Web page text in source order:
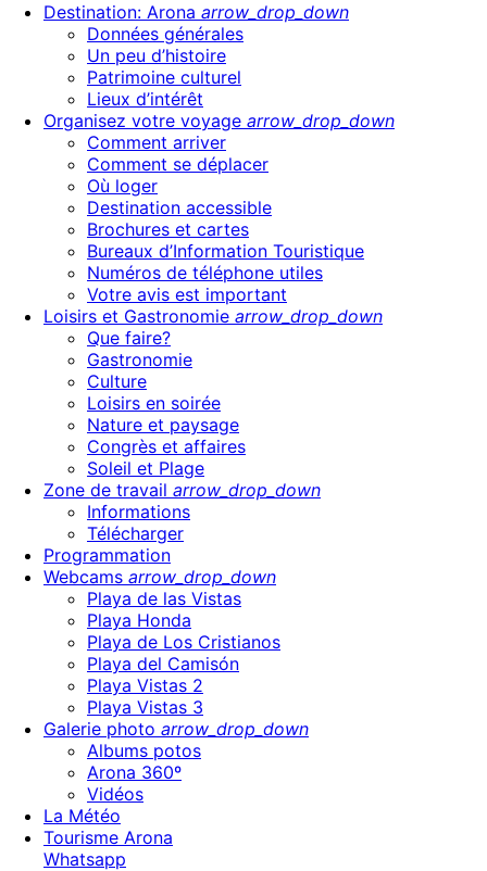
Destination: Arona arrow_drop_down
Données générales
Un peu d’histoire
Patrimoine culturel
Lieux d’intérêt
Organisez votre voyage arrow_drop_down
Comment arriver
Comment se déplacer
Où loger
Destination accessible
Brochures et cartes
Bureaux d’Information Touristique
Numéros de téléphone utiles
Votre avis est important
Loisirs et Gastronomie arrow_drop_down
Que faire?
Gastronomie
Culture
Loisirs en soirée
Nature et paysage
Congrès et affaires
Soleil et Plage
Zone de travail arrow_drop_down
Informations
Télécharger
Programmation
Webcams arrow_drop_down
Playa de las Vistas
Playa Honda
Playa de Los Cristianos
Playa del Camisón
Playa Vistas 2
Playa Vistas 3
Galerie photo arrow_drop_down
Albums potos
Arona 360º
Vidéos
La Météo
Tourisme Arona
Whatsapp